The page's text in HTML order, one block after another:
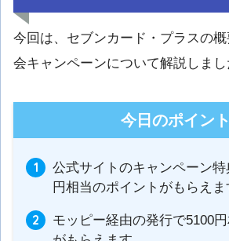
今回は、セブンカード・プラスの
会キャンペーンについて解説しまし
今日のポイント
公式サイトのキャンペーン
円相当のポイントがもらえま
モッピー経由の発行で5100